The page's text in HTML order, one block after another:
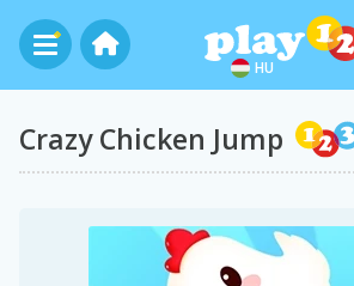
HU
Crazy Chicken Jump